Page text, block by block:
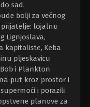
sad.
bolji za večnog
lojalnu
Lignjoslava,
kapitaliste, Keba
pljeskavicu
i Plankton
put kroz prostor i
i porazili
planove za